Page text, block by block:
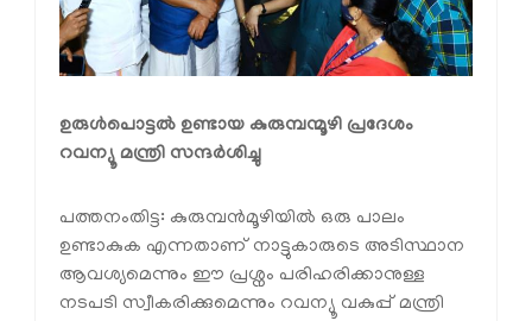
ഉരുള്‍പൊട്ടല്‍ ഉണ്ടായ കുരുമ്പന്മൂഴി പ്രദേശം
റവന്യൂ മന്ത്രി സന്ദര്‍ശിച്ചു
പത്തനംതിട്ട: കുരുമ്പന്‍മൂഴിയില്‍ ഒരു പാലം
ഉണ്ടാകുക എന്നതാണ് നാട്ടുകാരുടെ അടിസ്ഥാന
ആവശ്യമെന്നും ഈ പ്രശ്നം പരിഹരിക്കാനുള്ള
നടപടി സ്വീകരിക്കുമെന്നും റവന്യൂ വകുപ്പ് മന്ത്രി